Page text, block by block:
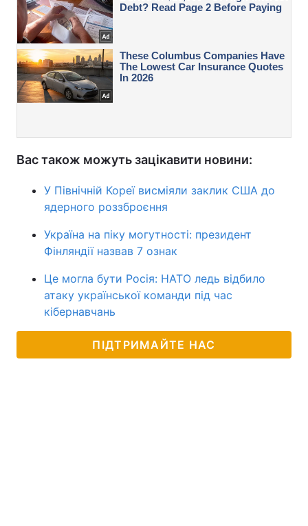
Вас також можуть зацікавити новини:
У Північній Кореї висміяли заклик США до
ядерного роззброєння
Україна на піку могутності: президент
Фінляндії назвав 7 ознак
Це могла бути Росія: НАТО ледь відбило
атаку української команди під час
кібернавчань
ПІДТРИМАЙТЕ НАС